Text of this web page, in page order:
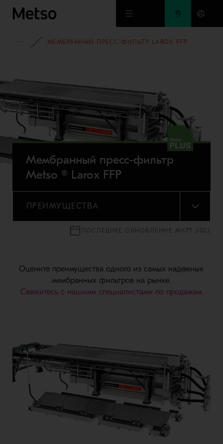
Перейти к основному содержимому
ПОРТФОЛИО ОБОРУДОВАНИЯ
МЕМБРАННЫЙ ПРЕСС-ФИЛЬТР LAROX FFP
Мембранный пресс-фильтр
Metso ® Larox FFP
ПРЕИМУЩЕСТВА
МЕНЮ
ПОСЛЕДНЕЕ ОБНОВЛЕНИЕ МАРТ 2022
Оцените преимущества одного из самых надежных
мембранных фильтров на рынке.
Свяжитесь с нашими специалистами по продажам